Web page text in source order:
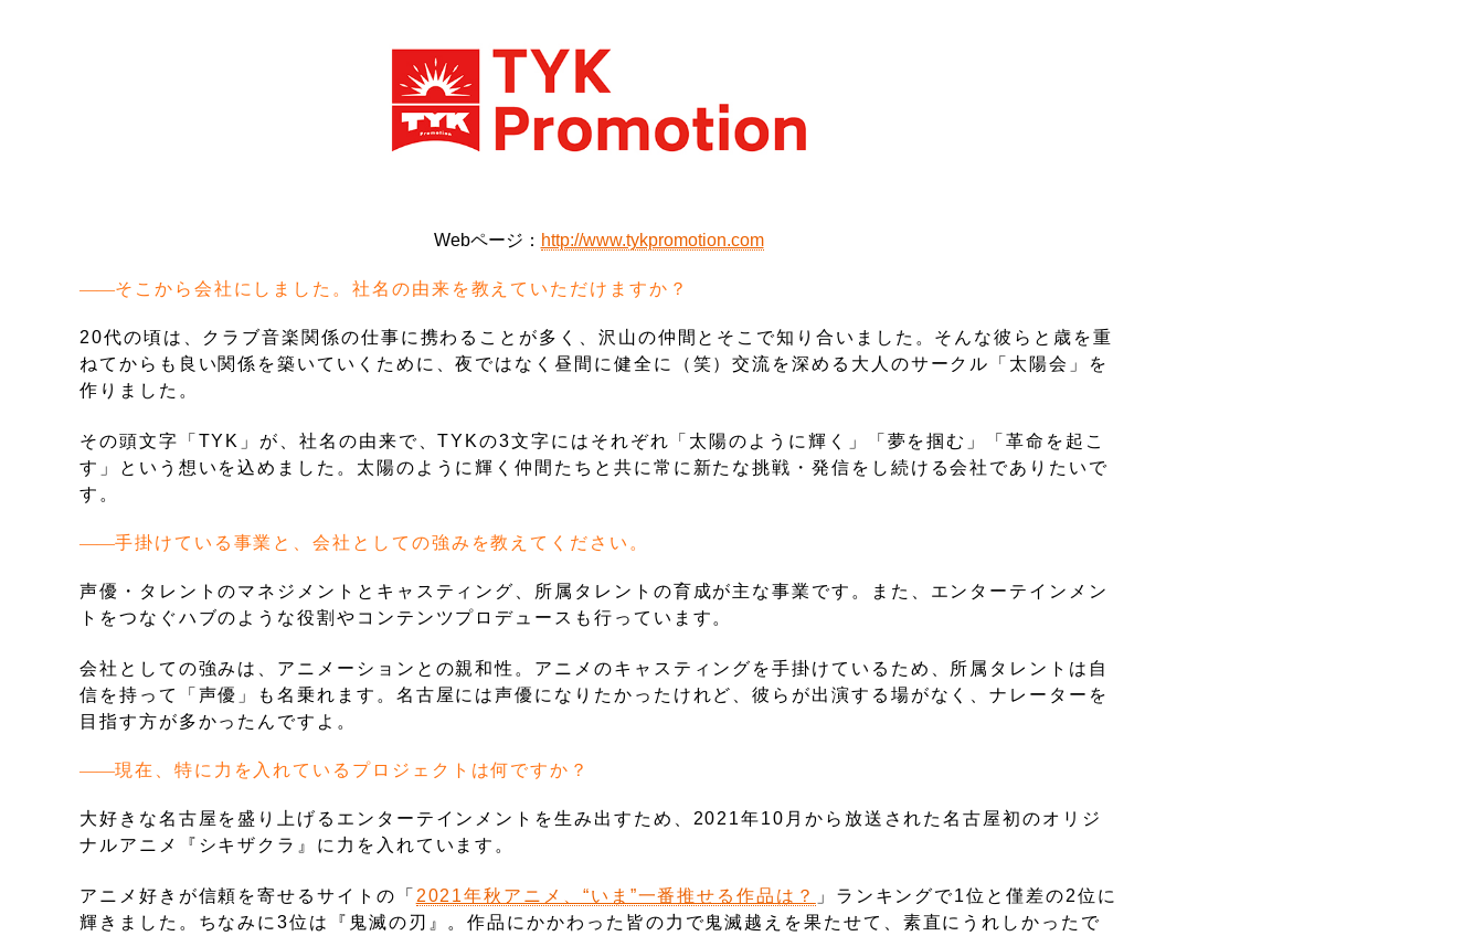
Webページ： http://www.tykpromotion.com
そこから会社にしました。社名の由来を教えていただけますか？
20代の頃は、クラブ音楽関係の仕事に携わることが多く、沢山の仲間とそこで知り合いました。そんな彼らと歳を重
ねてからも良い関係を築いていくために、夜ではなく昼間に健全に（笑）交流を深める大人のサークル「太陽会」を
作りました。
その頭文字「TYK」が、社名の由来で、TYKの3文字にはそれぞれ「太陽のように輝く」「夢を掴む」「革命を起こ
す」という想いを込めました。太陽のように輝く仲間たちと共に常に新たな挑戦・発信をし続ける会社でありたいで
す。
手掛けている事業と、会社としての強みを教えてください。
声優・タレントのマネジメントとキャスティング、所属タレントの育成が主な事業です。また、エンターテインメン
トをつなぐハブのような役割やコンテンツプロデュースも行っています。
会社としての強みは、アニメーションとの親和性。アニメのキャスティングを手掛けているため、所属タレントは自
信を持って「声優」も名乗れます。名古屋には声優になりたかったけれど、彼らが出演する場がなく、ナレーターを
目指す方が多かったんですよ。
現在、特に力を入れているプロジェクトは何ですか？
大好きな名古屋を盛り上げるエンターテインメントを生み出すため、2021年10月から放送された名古屋初のオリジ
ナルアニメ『シキザクラ』に力を入れています。
アニメ好きが信頼を寄せるサイトの「 2021年秋アニメ、“いま”一番推せる作品は？
」ランキングで1位と僅差の2位に
輝きました。ちなみに3位は『鬼滅の刃』。作品にかかわった皆の力で鬼滅越えを果たせて、素直にうれしかったで